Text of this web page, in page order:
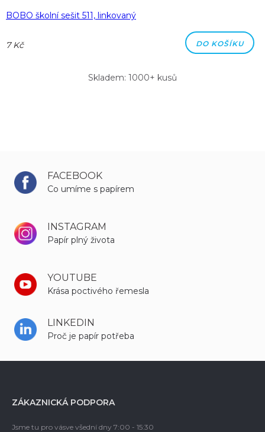
BOBO školní sešit 511, linkovaný
7 Kč DO KOŠÍKU
Skladem: 1000+ kusů
FACEBOOK
Co umíme s papírem
INSTAGRAM
Papír plný života
YOUTUBE
Krása poctivého řemesla
LINKEDIN
Proč je papír potřeba
ZÁKAZNICKÁ PODPORA
Jsme tu pro vásve všední dny 7:00 - 15:30